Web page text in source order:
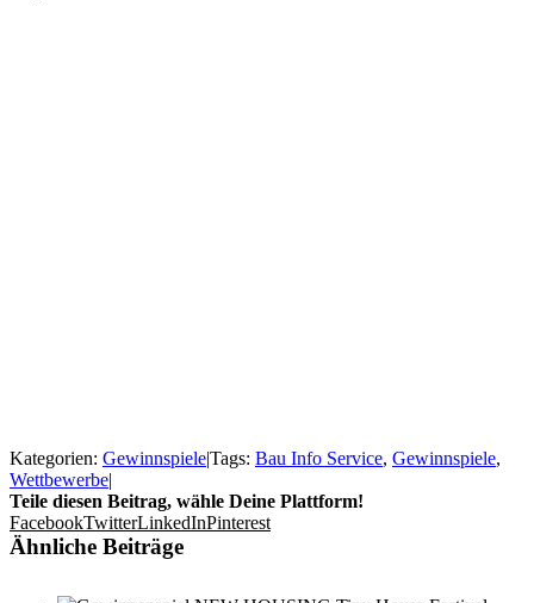
Kategorien: Gewinnspiele|Tags: Bau Info Service, Gewinnspiele,
Wettbewerbe|
Teile diesen Beitrag, wähle Deine Plattform!
FacebookTwitterLinkedInPinterest
Ähnliche Beiträge